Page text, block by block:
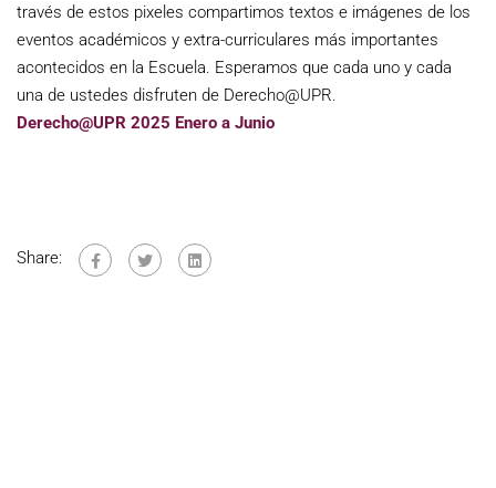
través de estos pixeles compartimos textos e imágenes de los
eventos académicos y extra-curriculares más importantes
acontecidos en la Escuela. Esperamos que cada uno y cada
una de ustedes disfruten de Derecho@UPR.
Derecho@UPR 2025 Enero a Junio
Share: